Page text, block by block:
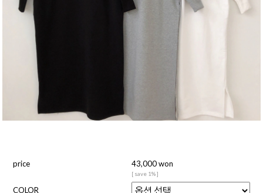
price 43,000 won
[ save 1% ]
COLOR